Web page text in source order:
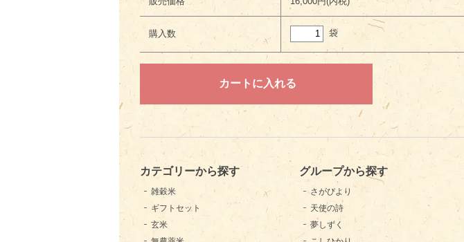
購入数 袋
カテゴリーから探す
雑穀米
ギフトセット
玄米
グループから探す
さがびより
天使の詩
夢しずく